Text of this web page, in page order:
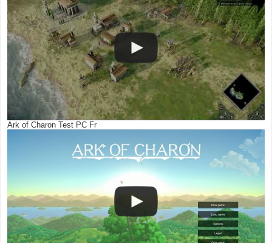
Ark of Charon Test PC Fr